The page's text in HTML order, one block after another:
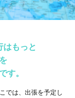
はもっと
す。
では、出張を予定し